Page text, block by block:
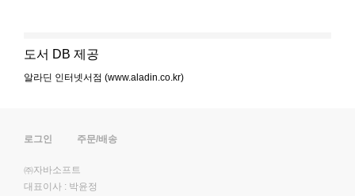
도서 DB 제공
알라딘 인터넷서점 (www.aladin.co.kr)
로그인 주문/배송
㈜자바소프트
대표이사 : 박윤정